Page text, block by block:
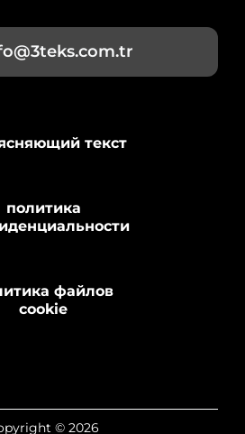
текст
политика
файлов
cookie
© 2026